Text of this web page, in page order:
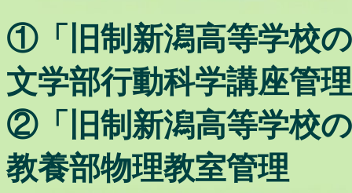
①「旧制新潟高等学校の
文学部行動科学講座管理
②「旧制新潟高等学校の
教養部物理教室管理